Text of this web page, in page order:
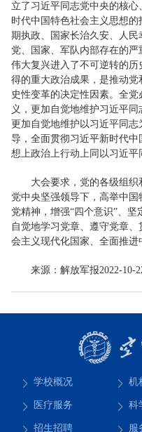
立了习近平同志党中央的核
时代中国特色社会主义思想
期执政、国家长治久安、人
党、国家、军队内部存在的
伟大复兴进入了不可逆转的历
得的重大政治成果，是推动
史性变革的决定性因素。全
义，更加自觉地维护习近平
更加自觉地维护以习近平同
导，全面贯彻习近平新时代
想上政治上行动上同以习近平
大会要求，党的各级组
党中央坚强领导下，高举中
党精神，增强“四个意识”、坚
自觉地学习党章、遵守党章
会主义现代化国家、全面推进
来源：解放军报2022-10-
学校概况 机
医疗服务 科
招生招聘 服